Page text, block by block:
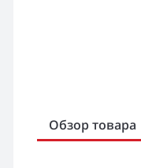
Обзор товара